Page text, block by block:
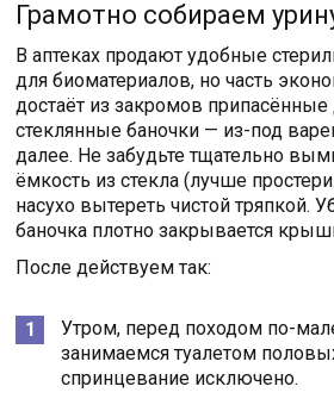
Грамотно собираем
В аптеках продают удобные
для биоматериалов, но часть
достаёт из закромов
стеклянные баночки — из-под
далее. Не забудьте тщательно
ёмкость из стекла (лучше
насухо вытереть чистой тряпкой.
баночка плотно закрывается
После действуем так:
Утром, перед походом по-
занимаемся туалетом
спринцевание исключено.